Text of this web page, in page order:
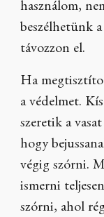
használom,
beszélhetünk
távozzon el.
Ha
a védelmet.
szeretik a
hogy
végig szórni.
ismerni
szórni, ahol